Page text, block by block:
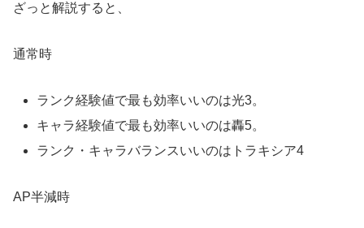
ざっと解説すると、
通常時
ランク経験値で最も効率いいのは光3。
キャラ経験値で最も効率いいのは轟5。
ランク・キャラバランスいいのはトラキシア4
AP半減時